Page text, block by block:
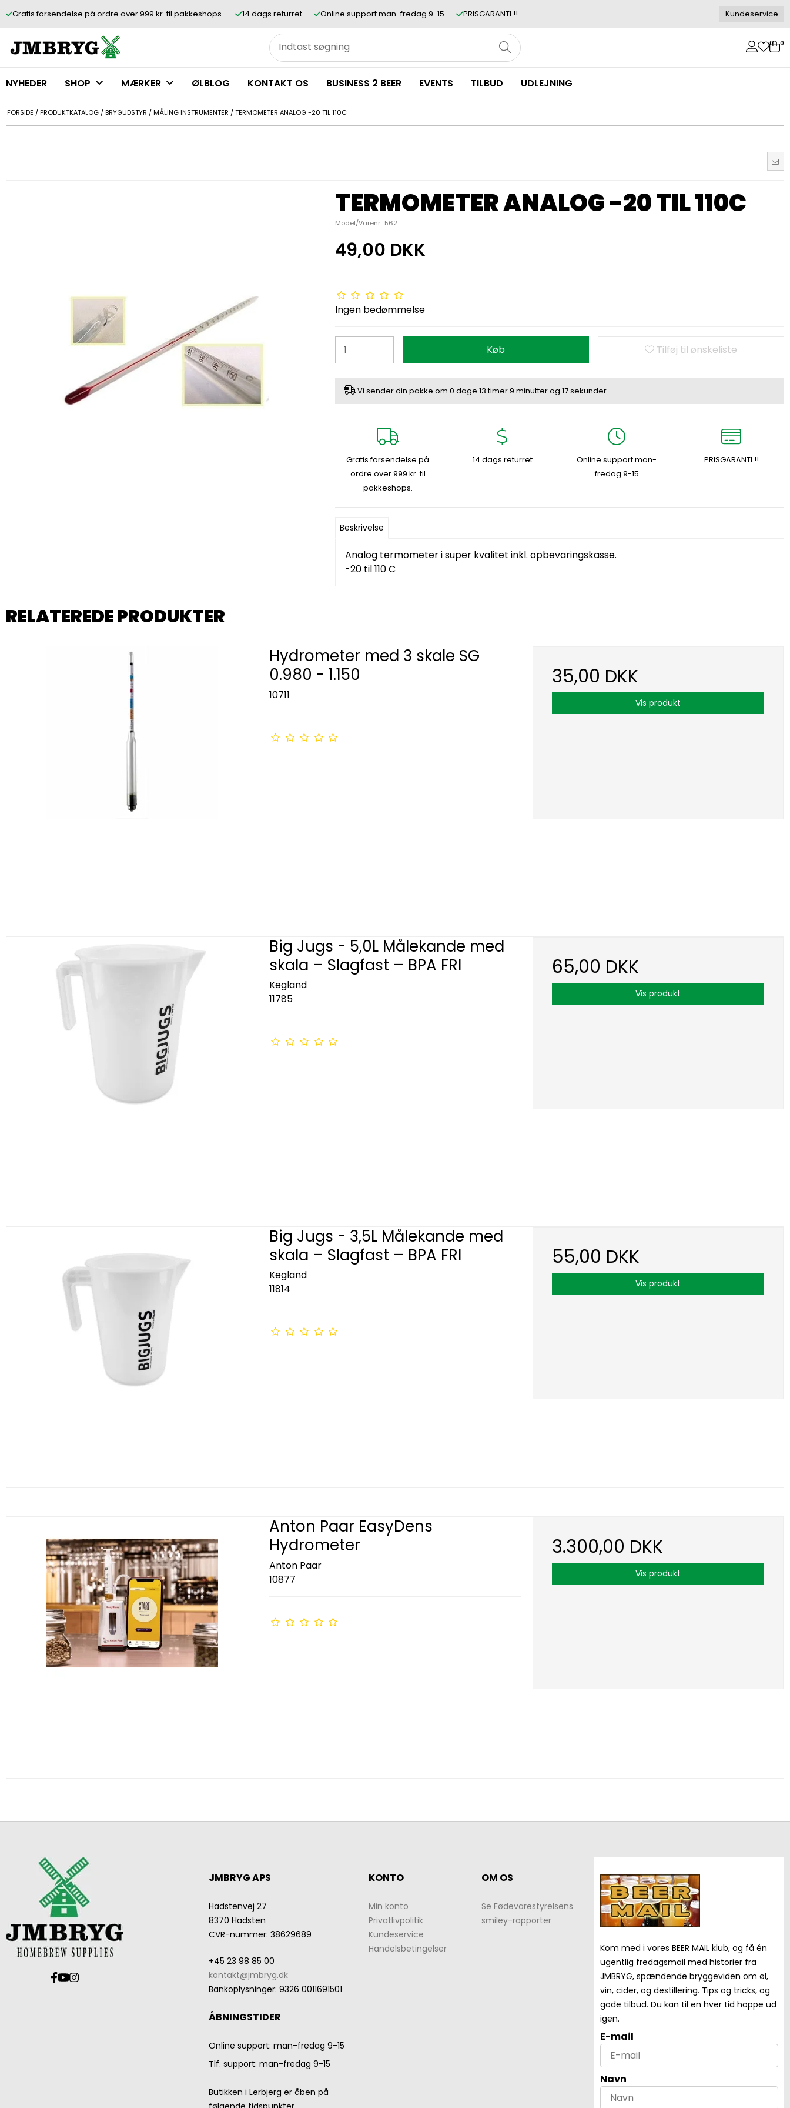
Gratis forsendelse på ordre over 999 kr. til pakkeshops. 14 dags returret Online support man-fredag 9-15 PRISGARANTI !! Kundeservice
0 0
NYHEDER SHOP MÆRKER ØLBLOG KONTAKT OS BUSINESS 2 BEER EVENTS TILBUD UDLEJNING
FORSIDE / PRODUKTKATALOG /BRYGUDSTYR /MÅLING INSTRUMENTER /TERMOMETER ANALOG -20 TIL 110C
TERMOMETER ANALOG -20 TIL 110C
Model/Varenr.: 562
49,00 DKK
Ingen bedømmelse
Køb Tilføj til ønskeliste
Vi sender din pakke om 0 dage 13 timer9 minutterog 16 sekunder
Gratis forsendelse på
ordre over 999 kr. til
pakkeshops.
14 dags returret
Online support man-
fredag 9-15
PRISGARANTI !!
Beskrivelse
Analog termometer i super kvalitet inkl. opbevaringskasse.
-20 til 110 C
RELATEREDE PRODUKTER
Hydrometer med 3 skale SG
0.980 - 1.150
10711
35,00 DKK
Vis produkt
Big Jugs - 5,0L Målekande med
skala – Slagfast – BPA FRI
Kegland
11785
65,00 DKK
Vis produkt
Big Jugs - 3,5L Målekande med
skala – Slagfast – BPA FRI
Kegland
11814
55,00 DKK
Vis produkt
Anton Paar EasyDens
Hydrometer
Anton Paar
10877
3.300,00 DKK
Vis produkt
JMBRYG APS
Hadstenvej 27
8370 Hadsten
CVR-nummer: 38629689
+45 23 98 85 00
kontakt@jmbryg.dk
Bankoplysninger: 9326 0011691501
ÅBNINGSTIDER
Online support: man-fredag 9-15
Tlf. support: man-fredag 9-15
Butikken i Lerbjerg er åben på
KONTO
Min konto
Privatlivpolitik
Kundeservice
Handelsbetingelser
OM OS
Se Fødevarestyrelsens
smiley-rapporter
Kom med i vores BEER MAIL klub, og få én
ugentlig fredagsmail med historier fra
JMBRYG, spændende bryggeviden om øl,
vin, cider, og destillering. Tips og tricks, og
gode tilbud. Du kan til en hver tid hoppe ud
igen.
E-mail
Navn